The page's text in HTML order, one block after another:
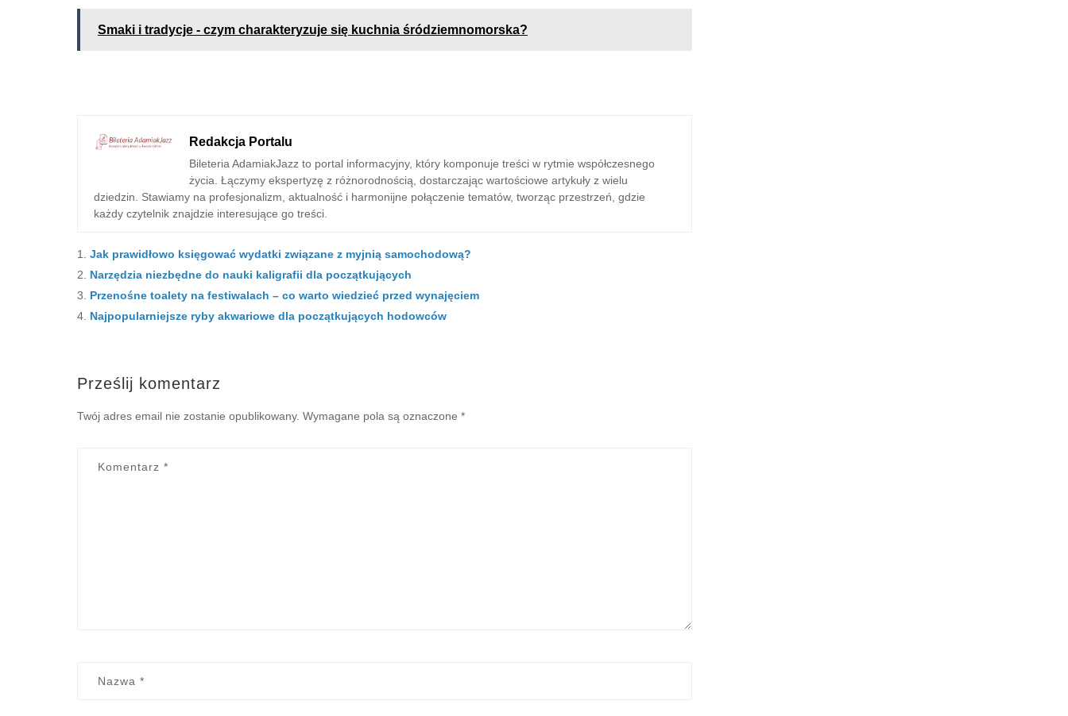
Smaki i tradycje - czym charakteryzuje się kuchnia śródziemnomorska?
Redakcja Portalu
Bileteria AdamiakJazz to portal informacyjny, który komponuje treści w rytmie współczesnego
życia. Łączymy ekspertyzę z różnorodnością, dostarczając wartościowe artykuły z wielu
dziedzin. Stawiamy na profesjonalizm, aktualność i harmonijne połączenie tematów, tworząc przestrzeń, gdzie
każdy czytelnik znajdzie interesujące go treści.
Jak prawidłowo księgować wydatki związane z myjnią samochodową?
Narzędzia niezbędne do nauki kaligrafii dla początkujących
Przenośne toalety na festiwalach – co warto wiedzieć przed wynajęciem
Najpopularniejsze ryby akwariowe dla początkujących hodowców
Prześlij komentarz
Twój adres email nie zostanie opublikowany. Wymagane pola są oznaczone *